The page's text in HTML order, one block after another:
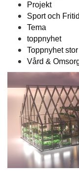
Projekt
Sport och Fritid
Tema
toppnyhet
Toppnyhet stor
Vård &